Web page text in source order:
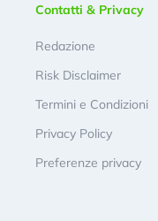
Contatti & Privacy
Redazione
Risk Disclaimer
Termini e Condizioni
Privacy Policy
Preferenze privacy